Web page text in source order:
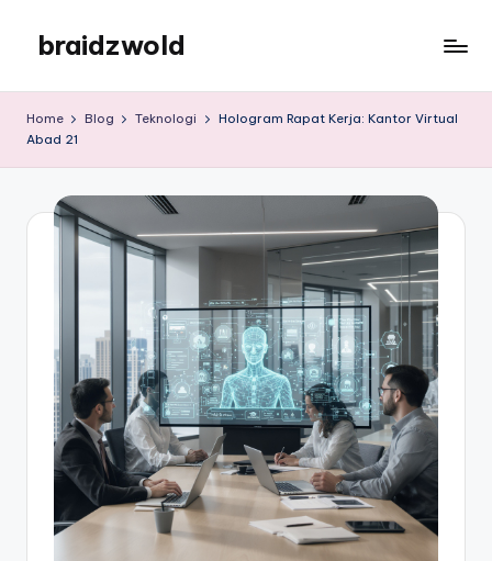
content
braidzwold
Home Blog Teknologi
Hologram Rapat Kerja: Kantor Virtual
Abad 21